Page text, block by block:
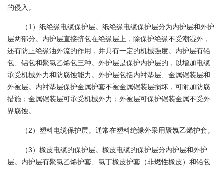
的侵入。
（1）纸绝缘电缆保护层。纸绝缘电缆保护层分为内护层和外护
层两部分。内护层直接挤包在绝缘层上，除保护绝缘不受潮湿外，
还有防止绝缘油外流的作用，并具有一定的机械强度。内护层有铅
包、铝包和聚氯乙烯包三种。外护层是保护内护层的，以增加电缆
承受机械外力和防腐蚀能力。外护层包括内衬垫层、金属铠装层和
外被层。内衬垫层保护金属护套不被金属铠装层损坏，可附加防腐
措施；金属铠装层可承受机械外力；外被层可保护铠装金属不受外
界腐蚀。
（2）塑料电缆保护层。通常在塑料绝缘外采用聚氯乙烯护套。
（3）橡皮电缆的保护层。橡皮电缆的保护层分内护层和外护
层。内护层有聚氯乙烯护套、氯丁橡皮护套（非燃性橡皮）和铅包